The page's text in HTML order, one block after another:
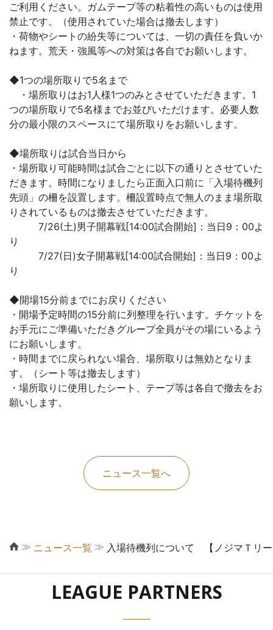
ご利用ください。ガムテープ等の粘着性の高いものは使用
禁止です。（使用されていた場合は撤去します）
・荷物やシートの紛失等については、一切の責任を負いか
ねます。荒天・強風等への対策は各自でお願いします。
◆1つの場所取りで5名まで
・場所取りはお1人様1つのみとさせていただきます。1
つの場所取りで5名様までお並びいただけます。必要人数
分の最小限のスペースにて場所取りをお願いします。
◆場所取りは試合当日から
・場所取り可能時間は試合ごとに以下の通りとさせていた
だきます。時間になりましたら正面入口前に「入場待機列
先頭」の柵を設置します。柵設置時点で無人のまま場所取
りされているものは撤去させていただきます。
7/26(土)男子開幕戦[14:00試合開始]：当日9：00よ
り
7/27(日)女子開幕戦[14:00試合開始]：当日9：00よ
り
◆開場15分前までにお戻りください
・開場予定時間の15分前に列整理を行います。チケットを
お手元にご準備いただきグループ全員がその場にいるよう
にお願いします。
・時間までに戻られない場合、場所取りは無効となりま
す。（シート等は撤去します）
・場所取りに使用したシート、テープ等は各自で撤去をお
願いします。
ニュース一覧へ
≫ ニュース一覧 ≫ 入場待機列について 【ノジマＴリ
LEAGUE PARTNERS